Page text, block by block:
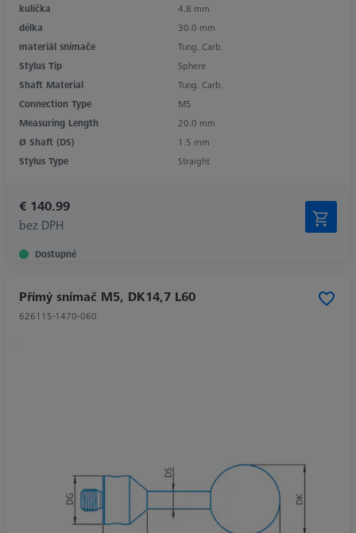
kulička
4.8 mm
délka
30.0 mm
materiál snímače
Tung. Carb.
Stylus Tip
Sphere
Shaft Material
Tung. Carb.
Connection Type
M5
Measuring Length
20.0 mm
Ø Shaft (DS)
1.5 mm
Stylus Type
Straight
€ 140.99
bez DPH
Dostupné
Přímý snímač M5, DK14,7 L60
626115-1470-060